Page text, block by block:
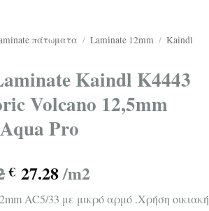
πάτωματα / Laminate 12mm / Kaindl
Kaindl K4443
Volcano 12,5mm
Pro
€ 27.28/m2
AC5/33 με μικρό αρμό .Χρήση οικιακή